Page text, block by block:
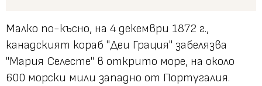
Малко по-късно, на 4 декември 1872 г.,
канадският кораб "Деи Грация" забелязва
"Мария Селесте" в открито море, на около
600 морски мили западно от Португалия.